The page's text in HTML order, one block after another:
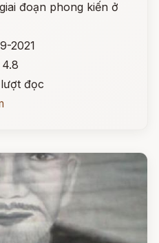
đoạn phong kiến ở
2021
4.8
đọc